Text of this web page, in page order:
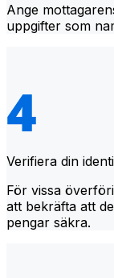
Ange
uppgifter som
Verifiera din
För vissa
att bekräfta att
pengar säkra.